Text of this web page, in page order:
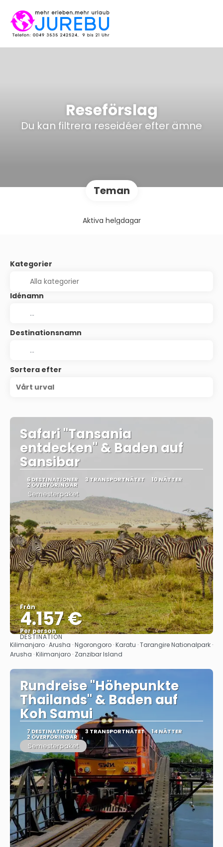
Reseförslag
Du kan filtrera reseidéer efter ämne
Teman
Aktiva helgdagar
Kategorier
Idénamn
Destinationsnamn
Sortera efter
Vårt urval
Safari "Tansania
entdecken" & Baden auf
Sansibar
6 DESTINATIONER 3 TRANSPORTNÄTET 10 NÄTTER
2 ÖVERFÖRINGAR
Semesterpaket
Från
4.157 €
Per person
Se
DESTINATION
Kilimanjaro · Arusha · Ngorongoro · Karatu · Tarangire Nationalpark ·
Arusha · Kilimanjaro · Zanzibar Island
Rundreise "Höhepunkte
Thailands" & Baden auf
Koh Samui
7 DESTINATIONER 3 TRANSPORTNÄTET 14 NÄTTER
2 ÖVERFÖRINGAR
Semesterpaket